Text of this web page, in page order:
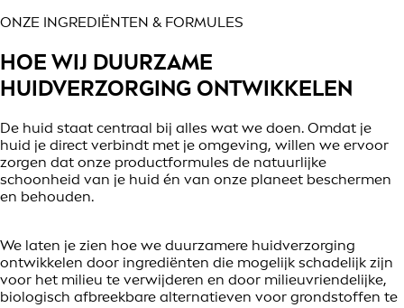
ONZE INGREDIËNTEN & FORMULES
HOE WIJ DUURZAME
HUIDVERZORGING ONTWIKKELEN
De huid staat centraal bij alles wat we doen. Omdat je
huid je direct verbindt met je omgeving, willen we ervoor
zorgen dat onze productformules de natuurlijke
schoonheid van je huid én van onze planeet beschermen
en behouden.
We laten je zien hoe we duurzamere huidverzorging
ontwikkelen door ingrediënten die mogelijk schadelijk zijn
voor het milieu te verwijderen en door milieuvriendelijke,
biologisch afbreekbare alternatieven voor grondstoffen te